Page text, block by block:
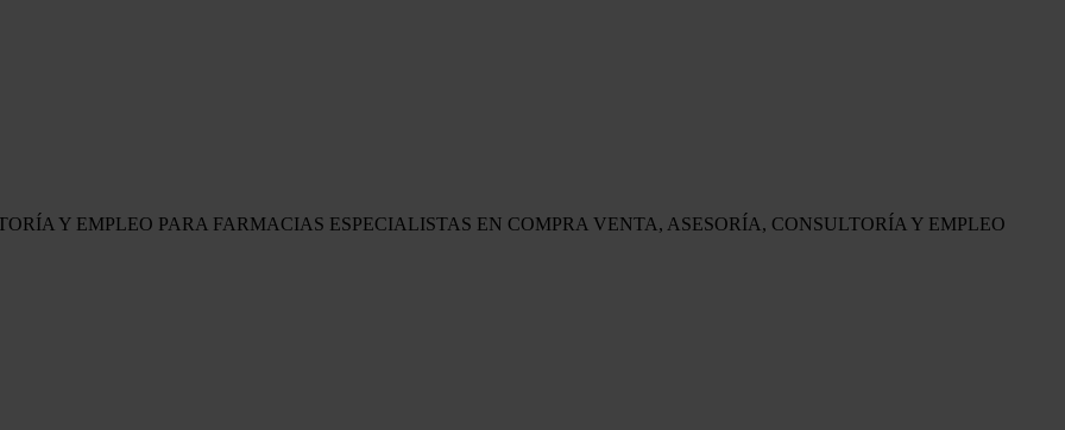
Y EMPLEO PARA FARMACIAS ESPECIALISTAS EN COMPRA VENTA, ASESORÍA, CONSULTORÍA Y EMPLEO